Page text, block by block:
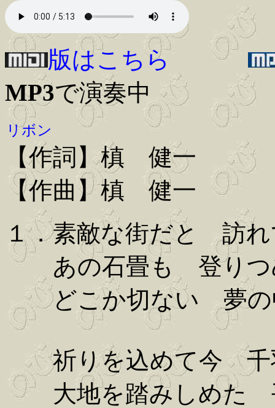
版はこちら
MP3で演奏中
リボン
【作詞】槙 健一
【作曲】槙 健一
１．素敵な街だと 訪
あの石畳も 登りつ
どこか切ない 夢の
祈りを込めて今 千
大地を踏みしめた